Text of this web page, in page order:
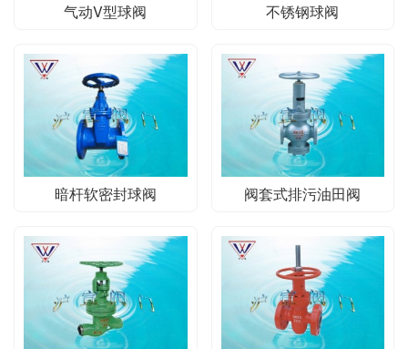
气动V型球阀 不锈钢球阀
暗杆软密封球阀 阀套式排污油田阀